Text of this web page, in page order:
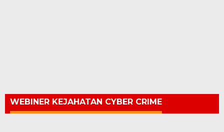
WEBINER KEJAHATAN CYBER CRIME